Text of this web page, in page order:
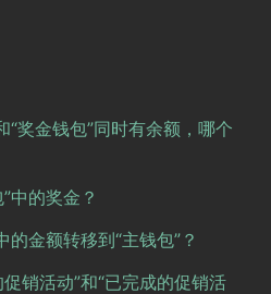
“奖金钱包”同时有余额，哪个
中的奖金？
的金额转移到“主钱包”？
销活动”和“已完成的促销活